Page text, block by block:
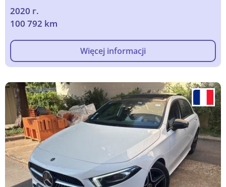
2020 г.
100 792 km
Więcej informacji